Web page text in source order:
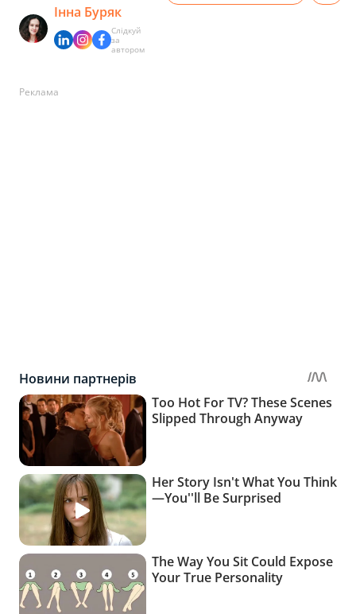
Інна Буряк
Слідкуй
за
автором
Реклама